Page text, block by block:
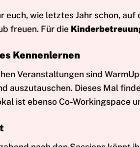
euch, wie letztes Jahr schon, auf
freuen. Für die
Kennenlernen
Veranstaltungen sind
auszutauschen. Dieses Mal
ist ebenso Co-